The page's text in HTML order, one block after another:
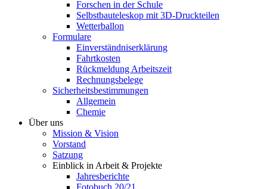
Forschen in der Schule
Selbstbauteleskop mit 3D-Druckteilen
Wetterballon
Formulare
Einverständniserklärung
Fahrtkosten
Rückmeldung Arbeitszeit
Rechnungsbelege
Sicherheitsbestimmungen
Allgemein
Chemie
Über uns
Mission & Vision
Vorstand
Satzung
Einblick in Arbeit & Projekte
Jahresberichte
Fotobuch 20/21